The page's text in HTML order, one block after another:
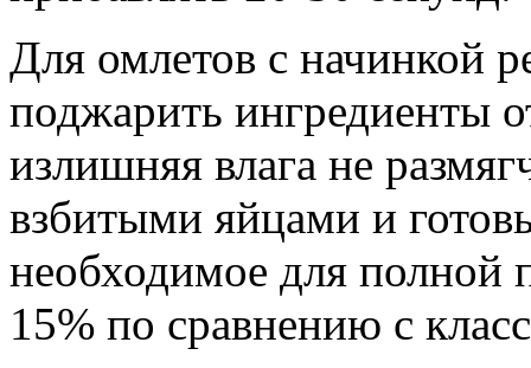
Для омлетов с начинкой
поджарить ингредиенты
излишняя влага не
взбитыми яйцами и
необходимое для полной
15% по сравнению с